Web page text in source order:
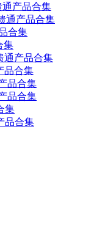
通产品合集
通产品合集
合集
集
通产品合集
品合集
品合集
品合集
集
品合集